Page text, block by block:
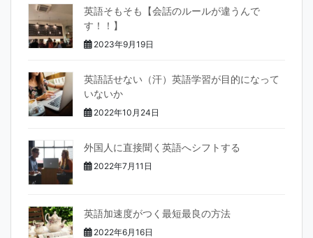
英語そもそも【会話のルールが違うんで
す！！】
2023年9月19日
英語話せない（汗）英語学習が目的になって
いないか
2022年10月24日
外国人に直接聞く英語へシフトする
2022年7月11日
英語加速度がつく最短最良の方法
2022年6月16日